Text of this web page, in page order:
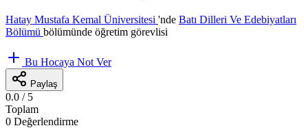
Hatay Mustafa Kemal Üniversitesi 'nde Batı Dilleri Ve Edebiyatları
Bölümü bölümünde öğretim görevlisi
Bu Hocaya Not Ver
Paylaş
0.0 / 5
Toplam
0 Değerlendirme